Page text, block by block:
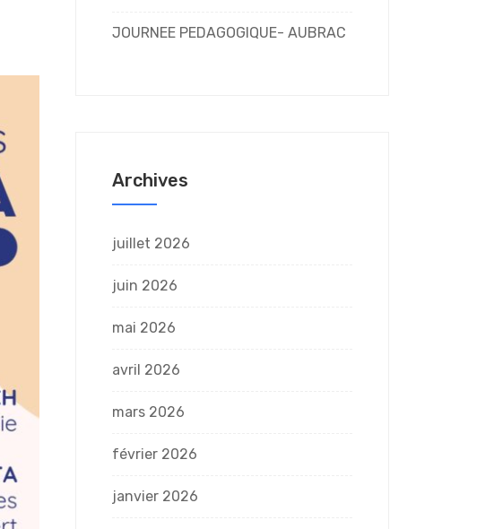
JOURNEE PEDAGOGIQUE- AUBRAC
Archives
juillet 2026
juin 2026
mai 2026
avril 2026
mars 2026
février 2026
janvier 2026